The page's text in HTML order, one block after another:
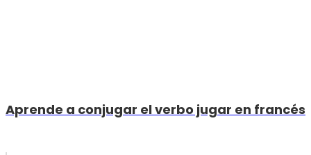
Aprende a conjugar el verbo jugar en francés